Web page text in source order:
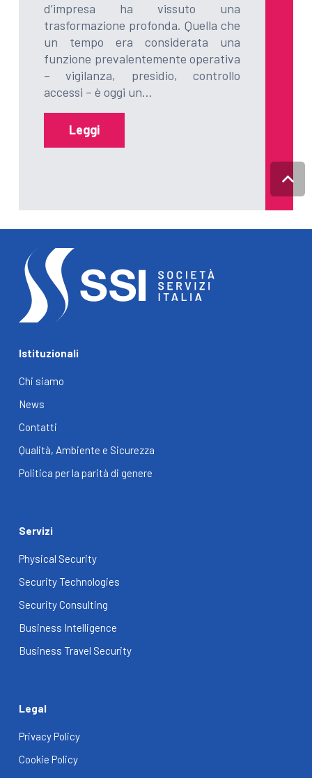
d’impresa ha vissuto una
trasformazione profonda. Quella che
un tempo era considerata una
funzione prevalentemente operativa
– vigilanza, presidio, controllo
accessi – è oggi un…
Leggi
Istituzionali
Chi siamo
News
Contatti
Qualità, Ambiente e Sicurezza
Politica per la parità di genere
Servizi
Physical Security
Security Technologies
Security Consulting
Business Intelligence
Business Travel Security
Legal
Privacy Policy
Cookie Policy